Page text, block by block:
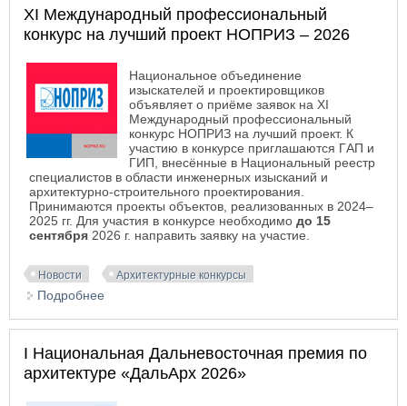
XI Международный профессиональный
конкурс на лучший проект НОПРИЗ – 2026
Национальное объединение
изыскателей и проектировщиков
объявляет о приёме заявок на XI
Международный профессиональный
конкурс НОПРИЗ на лучший проект. К
участию в конкурсе приглашаются ГAП и
ГИП, внесённые в Национальный реестр
специалистов в области инженерных изысканий и
архитектурно-строительного проектирования.
Принимаются проекты объектов, реализованных в 2024–
2025 гг. Для участия в конкурсе необходимо до 15
сентября 2026 г. направить заявку на участие.
Новости Архитектурные конкурсы
Подробнее
I Национальная Дальневосточная премия по
архитектуре «ДальАрх 2026»